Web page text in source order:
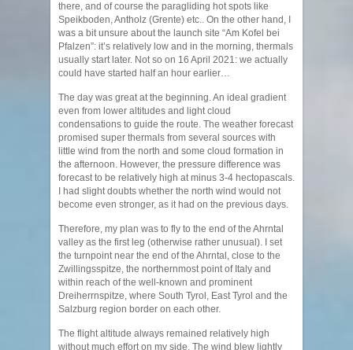
there, and of course the paragliding hot spots like
Speikboden, Antholz (Grente) etc.. On the other hand, I
was a bit unsure about the launch site “Am Kofel bei
Pfalzen”: it’s relatively low and in the morning, thermals
usually start later. Not so on 16 April 2021: we actually
could have started half an hour earlier…
The day was great at the beginning. An ideal gradient
even from lower altitudes and light cloud
condensations to guide the route. The weather forecast
promised super thermals from several sources with
little wind from the north and some cloud formation in
the afternoon. However, the pressure difference was
forecast to be relatively high at minus 3-4 hectopascals.
I had slight doubts whether the north wind would not
become even stronger, as it had on the previous days.
Therefore, my plan was to fly to the end of the Ahrntal
valley as the first leg (otherwise rather unusual). I set
the turnpoint near the end of the Ahrntal, close to the
Zwillingsspitze, the northernmost point of Italy and
within reach of the well-known and prominent
Dreiherrnspitze, where South Tyrol, East Tyrol and the
Salzburg region border on each other.
The flight altitude always remained relatively high
without much effort on my side. The wind blew lightly